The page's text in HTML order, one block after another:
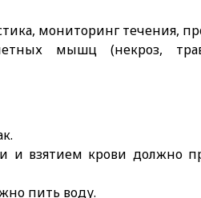
мониторинг течения,
мышц (некроз,
взятием крови должно
пить воду.